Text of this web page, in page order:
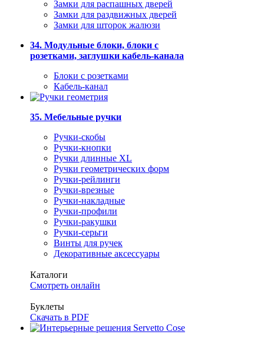
Замки для распашных дверей
Замки для раздвижных дверей
Замки для шторок жалюзи
34. Модульные блоки, блоки с
розетками, заглушки кабель-канала
Блоки с розетками
Кабель-канал
35. Мебельные ручки
Ручки-скобы
Ручки-кнопки
Ручки длинные XL
Ручки геометрических форм
Ручки-рейлинги
Ручки-врезные
Ручки-накладные
Ручки-профили
Ручки-ракушки
Ручки-серьги
Винты для ручек
Декоративные аксессуары
Каталоги
Смотреть онлайн
Буклеты
Скачать в PDF